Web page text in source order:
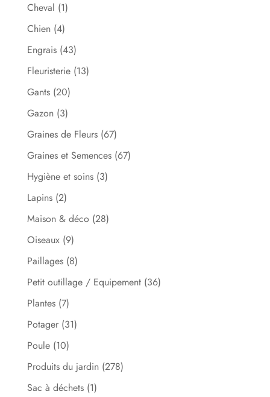
Cheval (1)
Chien (4)
Engrais (43)
Fleuristerie (13)
Gants (20)
Gazon (3)
Graines de Fleurs (67)
Graines et Semences (67)
Hygiène et soins (3)
Lapins (2)
Maison & déco (28)
Oiseaux (9)
Paillages (8)
Petit outillage / Equipement (36)
Plantes (7)
Potager (31)
Poule (10)
Produits du jardin (278)
Sac à déchets (1)